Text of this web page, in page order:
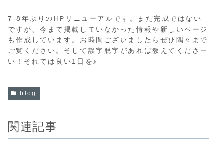
7-8年ぶりのHPリニューアルです。まだ完成ではない
ですが、今まで掲載していなかった情報や新しいページ
も作成しています。お時間ございましたらぜひ隅々まで
ご覧ください。そして誤字脱字があれば教えてくださー
い！それでは良い1日を♪
blog
関連記事